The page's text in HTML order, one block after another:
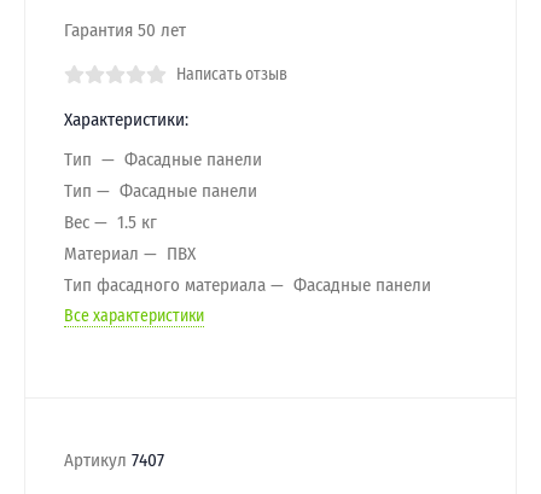
Гарантия 50 лет
Написать отзыв
Характеристики:
Тип
Фасадные панели
Тип
Фасадные панели
Вес
1.5 кг
Материал
ПВХ
Тип фасадного материала
Фасадные панели
Все характеристики
Артикул 7407